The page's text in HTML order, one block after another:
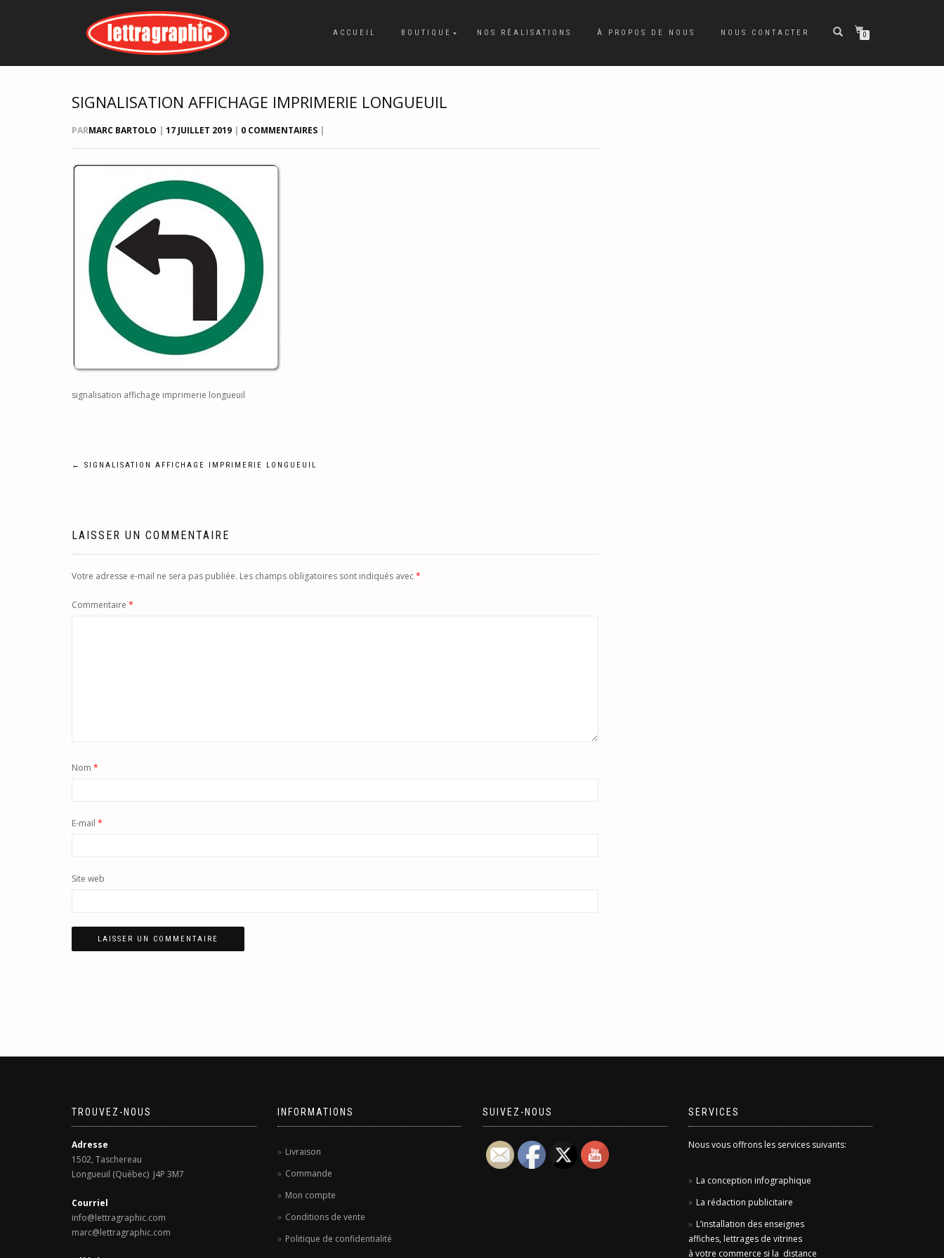
ACCUEIL BOUTIQUE NOS RÉALISATIONS À PROPOS DE NOUS NOUS CONTACTER 0
SIGNALISATION AFFICHAGE IMPRIMERIE LONGUEUIL
PARMARC BARTOLO | 17 JUILLET 2019 | 0 COMMENTAIRES |
signalisation affichage imprimerie longueuil
Navigation
l’article
← SIGNALISATION AFFICHAGE IMPRIMERIE LONGUEUIL
LAISSER UN COMMENTAIRE
Votre adresse e-mail ne sera pas publiée. Les champs obligatoires sont indiqués avec*
Commentaire *
Nom *
E-mail *
Site web
TROUVEZ-NOUS
Adresse
1502, Taschereau
Longueuil (Québec) J4P 3M7
Courriel
info@lettragraphic.com
marc@lettragraphic.com
INFORMATIONS
Livraison
Commande
Mon compte
Conditions de vente
Politique de confidentialité
SUIVEZ-NOUS SERVICES
Nous vous offrons les services suivants:
La conception infographique
La rédaction publicitaire
L’installation des enseignes
affiches, lettrages de vitrines
à votre commerce si la distance